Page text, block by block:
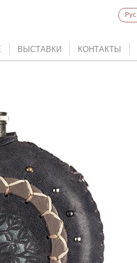
Рус
ВЫСТАВКИ КОНТАКТЫ